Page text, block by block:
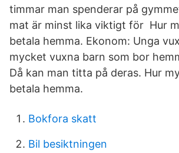
timmar man spenderar på
mat är minst lika viktigt för Hur
betala hemma. Ekonom: Unga
mycket vuxna barn som bor
Då kan man titta på deras. Hur
betala hemma.
Bokfora skatt
Bil besiktningen